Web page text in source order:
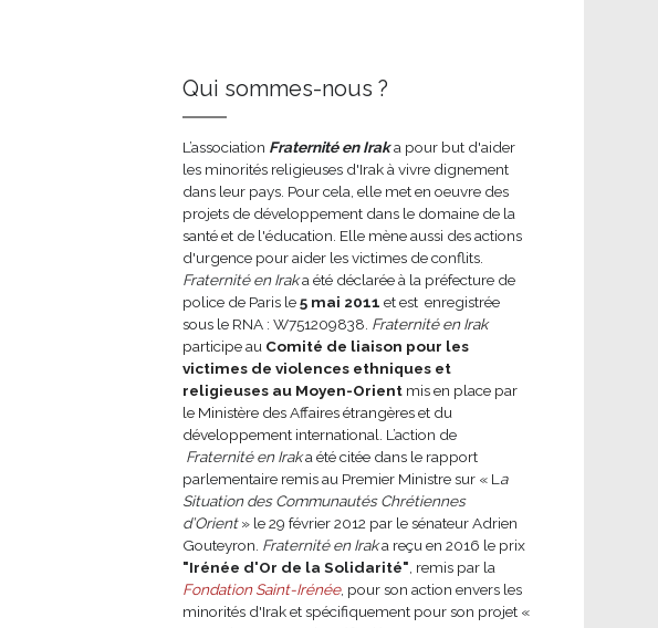
Qui sommes-nous ?
L’association Fraternité en Iraka pour but d'aider
les minorités religieuses d'Irak à vivre dignement
dans leur pays. Pour cela, elle met en oeuvre des
projets de développement dans le domaine de la
santé et de l'éducation. Elle mène aussi des actions
d'urgence pour aider les victimes de conflits.
Fraternité en Iraka été déclarée à la préfecture de
police de Paris le5 mai 2011 et est enregistrée
sous le RNA : W751209838. Fraternité en Irak
participe au Comité de liaison pour les
victimes de violences ethniques et
religieuses au Moyen-Orientmis en place par
le Ministère des Affaires étrangères et du
développement international. L’action de
Fraternité en Iraka été citée dans le rapport
parlementaire remis au Premier Ministre sur « L a
Situation des Communautés Chrétiennes
d’Orient» le 29 février 2012 par le sénateur Adrien
Gouteyron. Fraternité en Iraka reçu en 2016 le prix
"Irénée d'Or de la Solidarité" , remis par la
Fondation Saint-Irénée, pour son action envers les
minorités d'Irak et spécifiquement pour son projet «